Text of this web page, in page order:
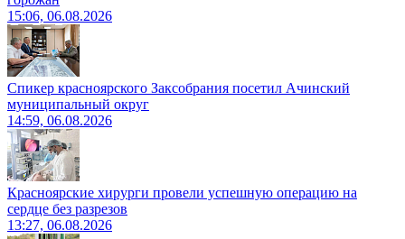
15:06, 06.08.2026
Спикер красноярского Заксобрания посетил Ачинский
муниципальный округ
14:59, 06.08.2026
Красноярские хирурги провели успешную операцию на
сердце без разрезов
13:27, 06.08.2026